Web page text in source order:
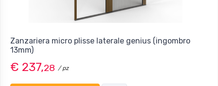
Zanzariera micro plisse laterale genius (ingombro
13mm)
€ 237,28 / pz